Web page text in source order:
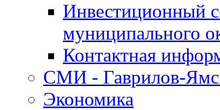
Инвестиционный
муниципального
Контактная
СМИ - Гаврилов-
Экономика